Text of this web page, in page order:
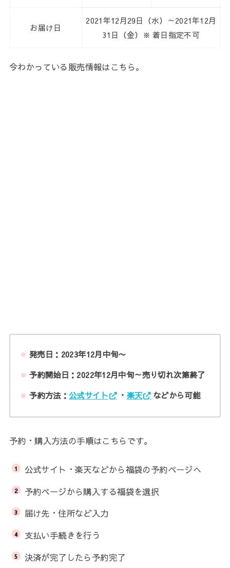
お届け日
2021年12月29日（水）～2021年12月
31日（金）※ 着日指定不可
今わかっている販売情報はこちら。
発売日：2023年12月中旬〜
予約開始日：2022年12月中旬～売り切れ次第終了
予約方法： 公式サイト ・ 楽天 などから可能
予約・購入方法の手順はこちらです。
公式サイト・楽天などから福袋の予約ページへ
予約ページから購入する福袋を選択
届け先・住所など入力
支払い手続きを行う
決済が完了したら予約完了